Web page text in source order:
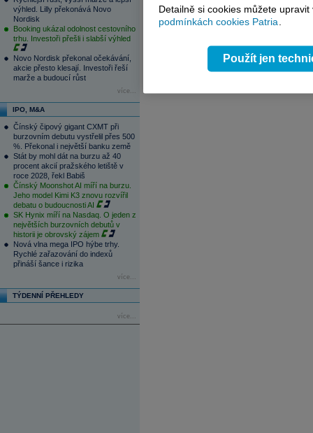
výhled. Lilly překonává Novo
Nordisk
Booking ukázal odolnost cestovního
trhu. Investoři přešli i slabší výhled
Novo Nordisk překonal očekávání,
akcie přesto klesají. Investoři řeší
marže a budoucí růst
více...
IPO, M&A
Čínský čipový gigant CXMT při
burzovním debutu vystřelil přes 500
%. Překonal i největší banku země
Stát by mohl dát na burzu až 40
procent akcií pražského letiště v
roce 2028, řekl Babiš
Čínský Moonshot AI míří na burzu.
Jeho model Kimi K3 znovu rozvířil
debatu o budoucnosti AI
SK Hynix míří na Nasdaq. O jeden z
největších burzovních debutů v
historii je obrovský zájem
Nová vlna mega IPO hýbe trhy.
Rychlé zařazování do indexů
přináší šance i rizika
více...
TÝDENNÍ PŘEHLEDY
více...
14:37
Bankovní rada ČNB podle
13:32
Nintendo navýšilo zisk o 150
Detailně si cookies můžete
podmínkách cookies Patria.
Použít jen